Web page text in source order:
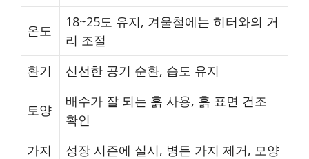
온도
18~25도 유지, 겨울철에는 히터와의 거
리 조절
환기
신선한 공기 순환, 습도 유지
토양
배수가 잘 되는 흙 사용, 흙 표면 건조
확인
가지
성장 시즌에 실시, 병든 가지 제거, 모양